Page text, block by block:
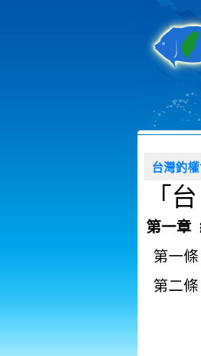
台灣釣
「台
第一章
第一條
第二條